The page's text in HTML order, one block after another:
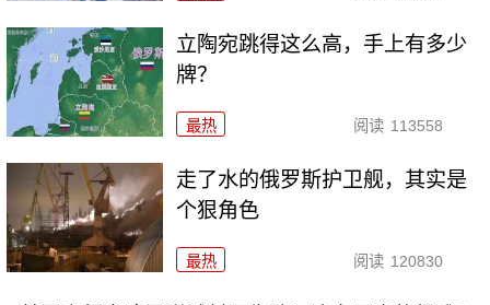
立陶宛跳得这么高，手上有多少
牌？
最热 阅读 113558
走了水的俄罗斯护卫舰，其实是
个狠角色
最热 阅读 120830